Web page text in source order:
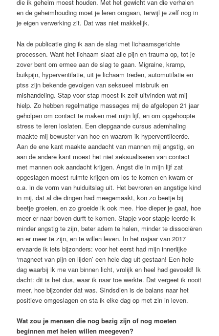
die ik geheim moest houden. Met het gewicht van die verhalen
en de geheimhouding moet je leren omgaan, terwijl je zelf nog in
je eigen verwerking zit. Dat was niet makkelijk.
Na de publicatie ging ik aan de slag met lichaamsgerichte
processen. Want het lichaam slaat alle pijn en trauma op, tot je
zover bent om ermee aan de slag te gaan. Migraine, kramp,
buikpijn, hyperventilatie, uit je lichaam treden, automutilatie en
ptss zijn bekende gevolgen van seksueel misbruik en
mishandeling. Stap voor stap moest ik zelf uitvinden wat mij
hielp. Zo hebben regelmatige massages mij de afgelopen 21 jaar
geholpen om contact te maken met mijn lijf, en om opgehoopte
stress te leren loslaten. Een diepgaande cursus ademhaling
maakte mij bewuster van hoe en waarom ik hyperventileerde.
Aan de ene kant maakte aandacht van mannen mij angstig, en
aan de andere kant moest het niet seksualiseren van contact
met mannen ook aandacht krijgen. Angst die in mijn lijf zat
opgeslagen moest ruimte krijgen om los te komen en kwam er
o.a. in de vorm van huiduitslag uit. Het bevroren en angstige kind
in mij, dat al die dingen had meegemaakt, kon zo beetje bij
beetje groeien, en zo groeide ik ook mee. Hoe dieper je gaat, hoe
meer er naar boven durft te komen. Stapje voor stapje leerde ik
minder angstig te zijn, beter adem te halen, minder te dissociëren
en er meer te zijn, en te willen leven. In het najaar van 2017
ervaarde ik iets bijzonders: voor het eerst had mijn innerlijke
‘magneet van pijn en lijden’ een hele dag uit gestaan! Een hele
dag waarbij ik me van binnen licht, vrolijk en heel had gevoeld! Ik
dacht: dit is het dus, waar ik naar toe werkte. Dat vergeet ik nooit
meer, hoe bijzonder dat was. Sindsdien is de balans naar het
positieve omgeslagen en sta ik elke dag op met zin in leven.
Wat zou je mensen die nog bezig zijn of nog moeten
beginnen met helen willen meegeven?